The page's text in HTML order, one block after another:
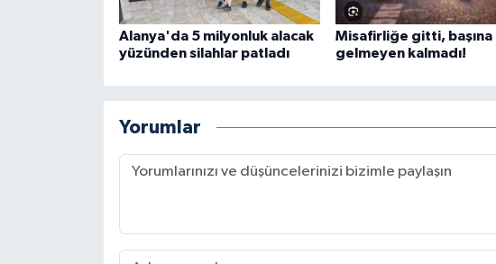
Alanya'da 5 milyonluk alacak
yüzünden silahlar patladı
Misafirliğe gitti, başına
gelmeyen kalmadı!
Yorumlar